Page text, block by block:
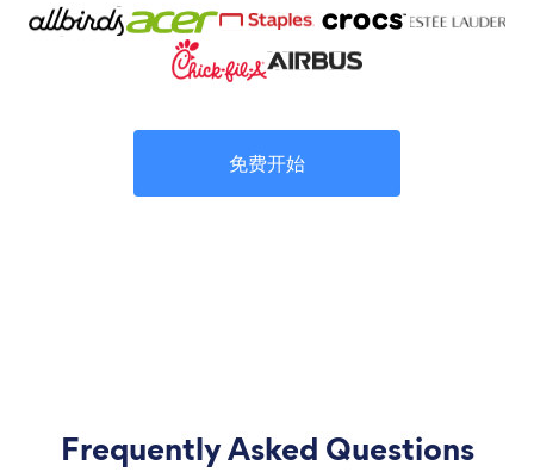
免费开始
Frequently Asked Questions